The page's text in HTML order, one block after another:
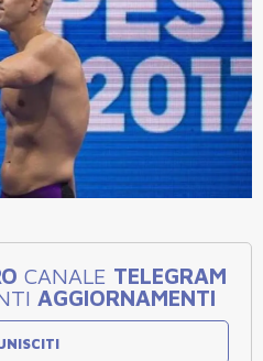
CANALE TELEGRAM
AGGIORNAMENTI